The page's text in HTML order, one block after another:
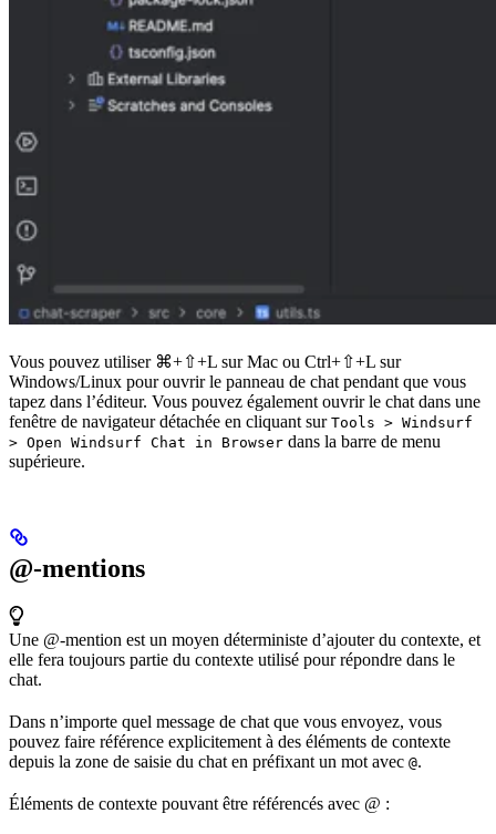
Vous pouvez utiliser ⌘+⇧+L sur Mac ou Ctrl+⇧+L sur
Windows/Linux pour ouvrir le panneau de chat pendant que vous
tapez dans l’éditeur. Vous pouvez également ouvrir le chat dans une
fenêtre de navigateur détachée en cliquant sur Tools > Windsurf
> Open Windsurf Chat in Browser dans la barre de menu
supérieure.
@-mentions
Une @-mention est un moyen déterministe d’ajouter du contexte, et
elle fera toujours partie du contexte utilisé pour répondre dans le
chat.
Dans n’importe quel message de chat que vous envoyez, vous
pouvez faire référence explicitement à des éléments de contexte
depuis la zone de saisie du chat en préfixant un mot avec @.
Éléments de contexte pouvant être référencés avec @ :